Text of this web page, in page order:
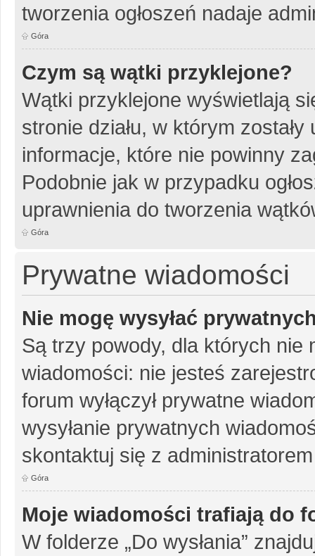
tworzenia ogłoszeń nadaje
Góra
Czym są wątki przyklejone?
Wątki przyklejone wyświetlają
stronie działu, w którym
informacje, które nie powinny
Podobnie jak w przypadku
uprawnienia do tworzenia
Góra
Prywatne wiadomości
Nie mogę wysyłać
Są trzy powody, dla których nie
wiadomości: nie jesteś
forum wyłączył prywatne
wysyłanie prywatnych
skontaktuj się z
Góra
Moje wiadomości trafiają do
W folderze „Do wysłania”